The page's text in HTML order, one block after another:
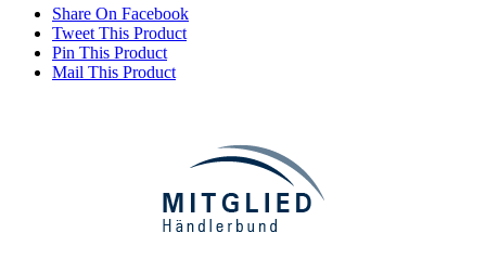
Share On Facebook
Tweet This Product
Pin This Product
Mail This Product